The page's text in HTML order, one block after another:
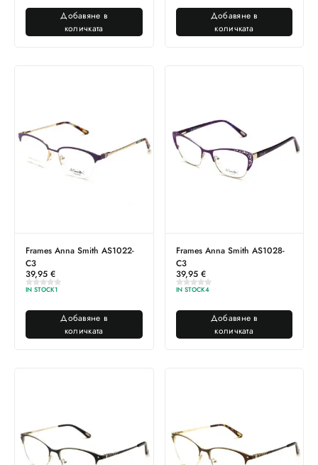
Добавяне в
количката
Добавяне в
количката
Frames Anna Smith AS1022-
C3
39,95 €
IN STOCK1
Добавяне в
количката
Frames Anna Smith AS1028-
C3
39,95 €
IN STOCK4
Добавяне в
количката